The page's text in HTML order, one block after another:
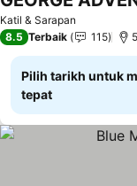
Katil & Sarapan
8.5 Terbaik 115
Pilih tarikh untuk
tepat